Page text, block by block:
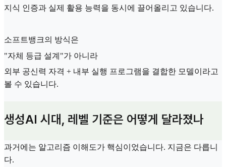
지식 인증과 실제 활용 능력을 동시에 끌어올리고 있습니다.
소프트뱅크의 방식은
"자체 등급 설계"가 아니라
외부 공신력 자격 + 내부 실행 프로그램을 결합한 모델이라고
볼 수 있습니다.
생성AI 시대, 레벨 기준은 어떻게 달라졌나
과거에는 알고리즘 이해도가 핵심이었습니다. 지금은 다릅니
다.